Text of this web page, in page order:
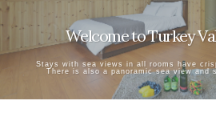
Welcome to Turkey
Stays with sea views in all rooms have
There is also a panoramic sea view and